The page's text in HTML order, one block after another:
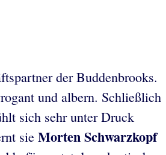
der Buddenbrooks.
und albern. Schließlich
sich sehr unter Druck
sie Morten Schwarzkopf